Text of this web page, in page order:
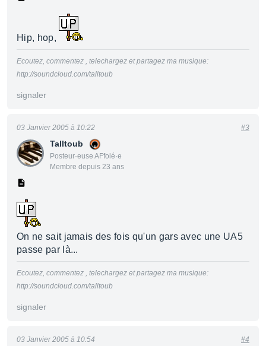
Hip, hop,
Ecoutez, commentez , telechargez et partagez ma musique:
http://soundcloud.com/talltoub
signaler
Talltoub
Posteur·euse AFfolé·e
Membre depuis 23 ans
03 Janvier 2005 à 10:22 #3
On ne sait jamais des fois qu'un gars avec une UA5
passe par là...
Ecoutez, commentez , telechargez et partagez ma musique:
http://soundcloud.com/talltoub
signaler
03 Janvier 2005 à 10:54 #4